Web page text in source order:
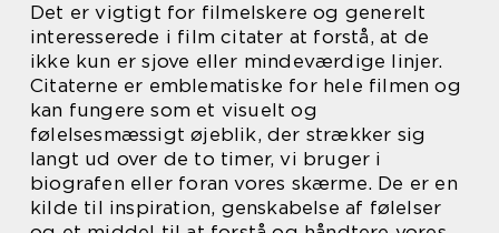
Det er vigtigt for filmelskere og generelt
interesserede i film citater at forstå, at de
ikke kun er sjove eller mindeværdige linjer.
Citaterne er emblematiske for hele filmen og
kan fungere som et visuelt og
følelsesmæssigt øjeblik, der strækker sig
langt ud over de to timer, vi bruger i
biografen eller foran vores skærme. De er en
kilde til inspiration, genskabelse af følelser